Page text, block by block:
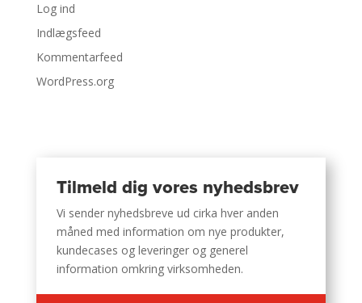
Log ind
Indlægsfeed
Kommentarfeed
WordPress.org
Tilmeld dig vores nyhedsbrev
Vi sender nyhedsbreve ud cirka hver anden
måned med information om nye produkter,
kundecases og leveringer og generel
information omkring virksomheden.